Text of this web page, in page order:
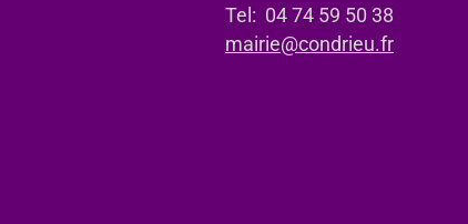
Tel: 04 74 59 50 38
mairie@condrieu.fr